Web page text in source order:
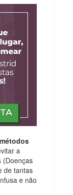
métodos
a
(Doenças
de tantas
e não